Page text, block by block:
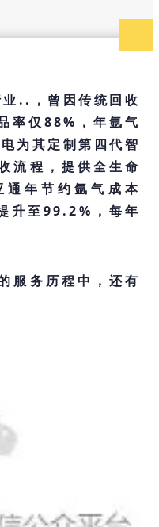
..，曾因传统回收
率仅88%，年氩气
为其定制第四代智
流程，提供全生命
通年节约氩气成本
升至99.2%，每年
服务历程中，还有